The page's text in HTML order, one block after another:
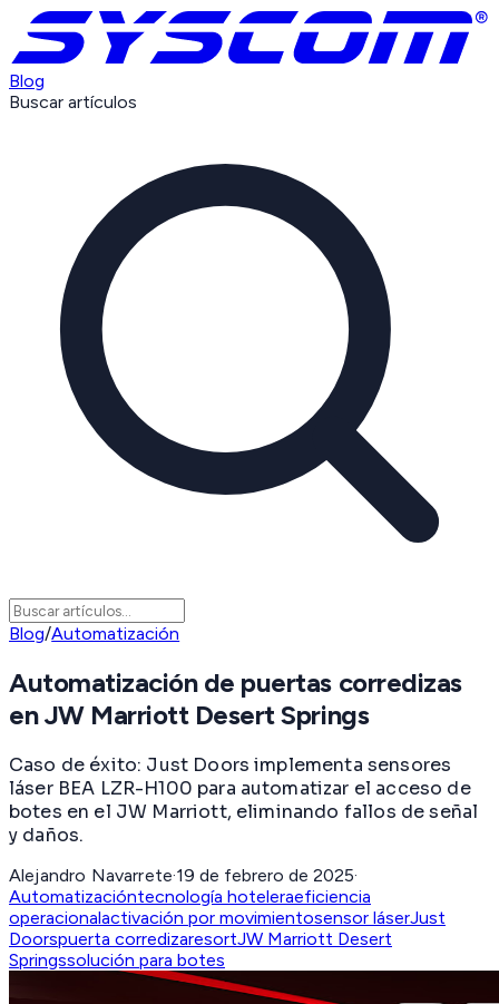
Blog
Buscar artículos
Blog/Automatización
Automatización de puertas corredizas
en JW Marriott Desert Springs
Caso de éxito: Just Doors implementa sensores
láser BEA LZR-H100 para automatizar el acceso de
botes en el JW Marriott, eliminando fallos de señal
y daños.
Alejandro Navarrete·19 de febrero de 2025·
Automatizacióntecnología hoteleraeficiencia
operacionalactivación por movimientosensor láserJust
Doorspuerta corredizaresortJW Marriott Desert
Springssolución para botes